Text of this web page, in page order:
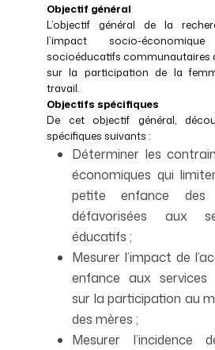
Objectif général
L’objectif général de la
l’impact socio-
socioéducatifs communautaires
sur la participation de la
travail.
Objectifs spécifiques
De cet objectif général,
spécifiques suivants :
Déterminer les
économiques qui
petite enfance des
défavorisées aux
éducatifs ;
Mesurer l’impact de
enfance aux services
sur la participation au
des mères ;
Mesurer l’incidence